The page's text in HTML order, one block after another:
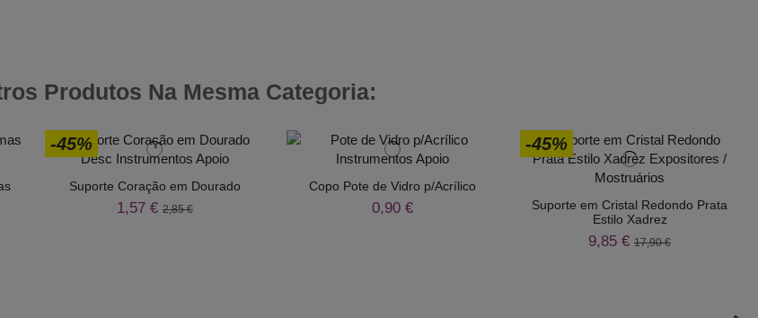
Produtos Na Mesma Categoria:
-45%
Suporte Coração em Dourado
1,57 €2,85 €
Copo Pote de Vidro p/Acrílico
0,90 €
-45%
Suporte em Cristal Redondo Prata
Estilo Xadrez
9,85 € 17,90 €